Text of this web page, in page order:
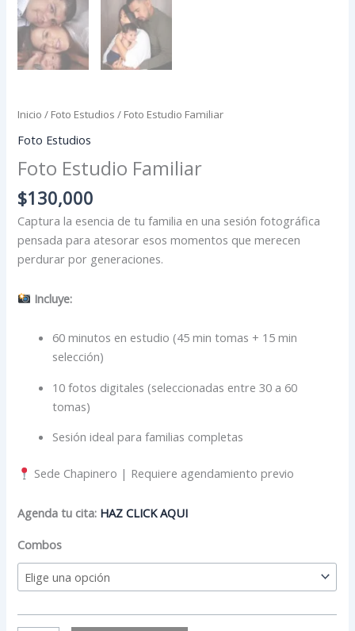
Inicio / Foto Estudios / Foto Estudio Familiar
Foto Estudios
Foto Estudio Familiar
$130,000
Captura la esencia de tu familia en una sesión fotográfica
pensada para atesorar esos momentos que merecen
perdurar por generaciones.
Incluye:
60 minutos en estudio (45 min tomas + 15 min
selección)
10 fotos digitales (seleccionadas entre 30 a 60
tomas)
Sesión ideal para familias completas
Sede Chapinero | Requiere agendamiento previo
Agenda tu cita: HAZ CLICK AQUI
Combos